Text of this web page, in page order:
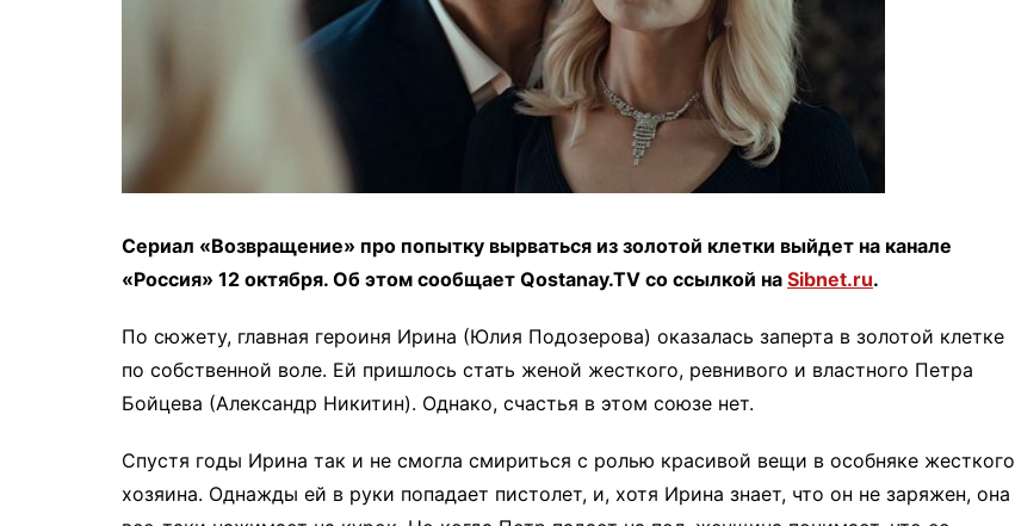
Сериал «Возвращение» про попытку вырваться из золотой клетки выйдет на канале
«Россия» 12 октября. Об этом сообщает Qostanay.TV со ссылкой на Sibnet.ru.
По сюжету, главная героиня Ирина (Юлия Подозерова) оказалась заперта в золотой клетке
по собственной воле. Ей пришлось стать женой жесткого, ревнивого и властного Петра
Бойцева (Александр Никитин). Однако, счастья в этом союзе нет.
Спустя годы Ирина так и не смогла смириться с ролью красивой вещи в особняке жесткого
хозяина. Однажды ей в руки попадает пистолет, и, хотя Ирина знает, что он не заряжен, она